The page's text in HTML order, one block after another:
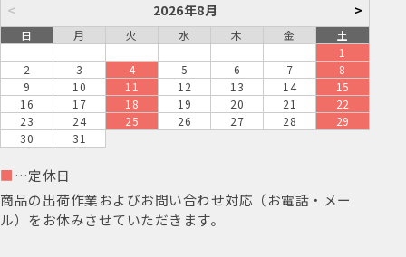
< 2026年8月 >
日 月 火 水 木 金
土
1
2
3 4 5 6 7
8
9
10 11 12 13 14
15
16
17 18 19 20 21
22
23
24 25 26 27 28
29
30
31
■ …定休日
商品の出荷作業およびお問い合わせ対応（お電話・メー
ル）をお休みさせていただきます。